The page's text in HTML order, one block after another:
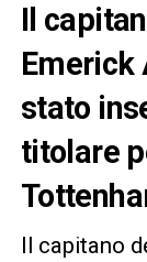
Il
Emerick
stato
titolare
Il capitano